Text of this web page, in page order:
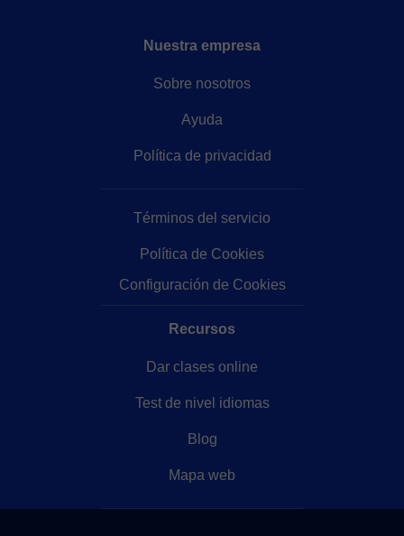
Nuestra empresa
Sobre nosotros
Ayuda
Política de privacidad
Términos del servicio
Política de Cookies
Configuración de Cookies
Recursos
Dar clases online
Test de nivel idiomas
Blog
Mapa web